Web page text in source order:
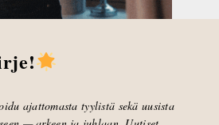
korkkarit. Kaipaan niin
ajattomasta tyylistä sekä uusista